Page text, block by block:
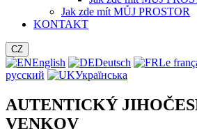
Jak zde mít MŮJ PROSTOR
KONTAKT
CZ
English Deutsch Le
русский
Українська
AUTENTICKÝ
VENKOV